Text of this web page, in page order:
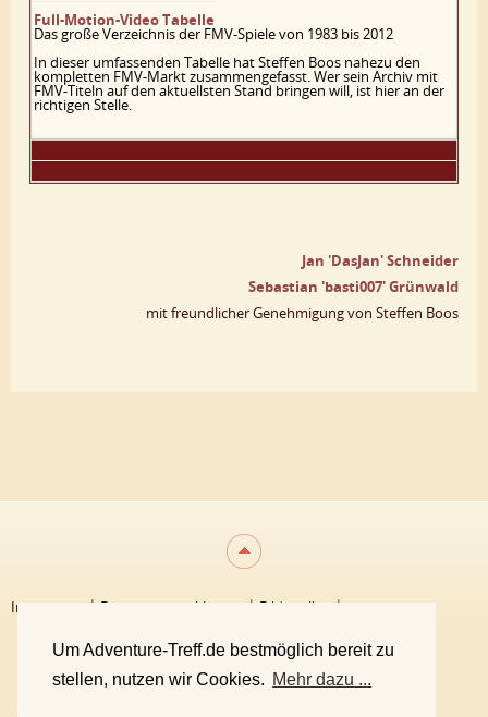
Um Adventure-Treff.de bestmöglich bereit zu
stellen, nutzen wir Cookies. Mehr dazu ...
Full-Motion-Video Tabelle
Das große Verzeichnis der FMV-Spiele von 1983 bis 2012
In dieser umfassenden Tabelle hat Steffen Boos nahezu den
kompletten FMV-Markt zusammengefasst. Wer sein Archiv mit
FMV-Titeln auf den aktuellsten Stand bringen will, ist hier an der
richtigen Stelle.
Jan 'DasJan' Schneider
Sebastian 'basti007' Grünwald
mit freundlicher Genehmigung von Steffen Boos
Impressum Datenschutzerklärung
Bildquellen
Unsere Philosophie
Team